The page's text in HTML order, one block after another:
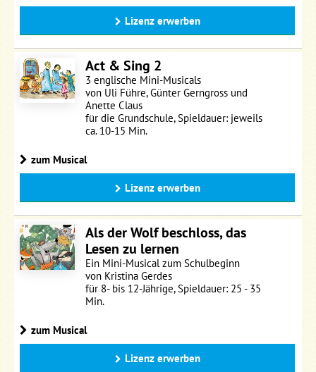
Lizenz erwerben
Act & Sing 2
3 englische Mini-Musicals
von Uli Führe, Günter Gerngross und
Anette Claus
für die Grundschule, Spieldauer: jeweils
ca. 10-15 Min.
zum Musical
Lizenz erwerben
Als der Wolf beschloss, das
Lesen zu lernen
Ein Mini-Musical zum Schulbeginn
von Kristina Gerdes
für 8- bis 12-Jährige, Spieldauer: 25 - 35
Min.
zum Musical
Lizenz erwerben